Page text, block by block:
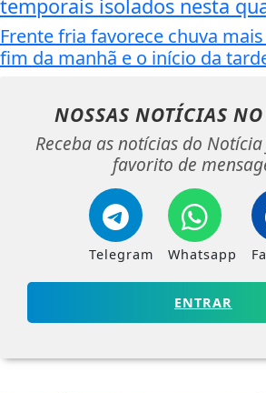
temporais isolados nesta
Frente fria favorece chuva
fim da manhã e o início da
NOSSAS NOTÍCIAS NO
Receba as notícias do
favorito de
Telegram Whatsapp
ENTRAR